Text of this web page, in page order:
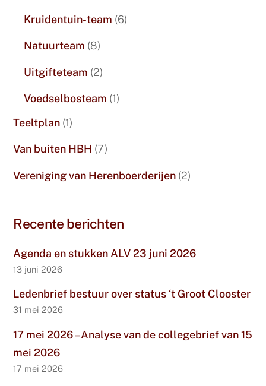
Kruidentuin-team (6)
Natuurteam (8)
Uitgifteteam (2)
Voedselbosteam (1)
Teeltplan (1)
Van buiten HBH (7)
Vereniging van Herenboerderijen (2)
Recente berichten
Agenda en stukken ALV 23 juni 2026
13 juni 2026
Ledenbrief bestuur over status ‘t Groot Clooster
31 mei 2026
17 mei 2026 – Analyse van de collegebrief van 15
mei 2026
17 mei 2026